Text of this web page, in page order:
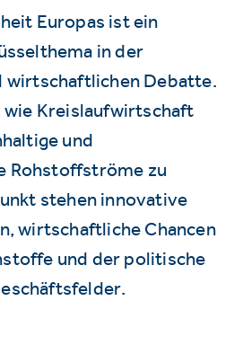
Europas ist ein
in der
wirtschaftlichen Debatte.
wie Kreislaufwirtschaft
und
Rohstoffströme zu
stehen innovative
wirtschaftliche Chancen
und der politische